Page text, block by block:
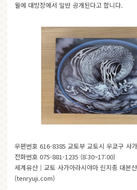
월에 대방장에서 일반 공개된다고 합니다.
우편번호 616-8385 교토부 교토시 우쿄구 사
전화번호 075-881-1235 (8:30~17:00)
세계유산｜교토 사가아라시야마 린지종 대본
(tenryuji.com)